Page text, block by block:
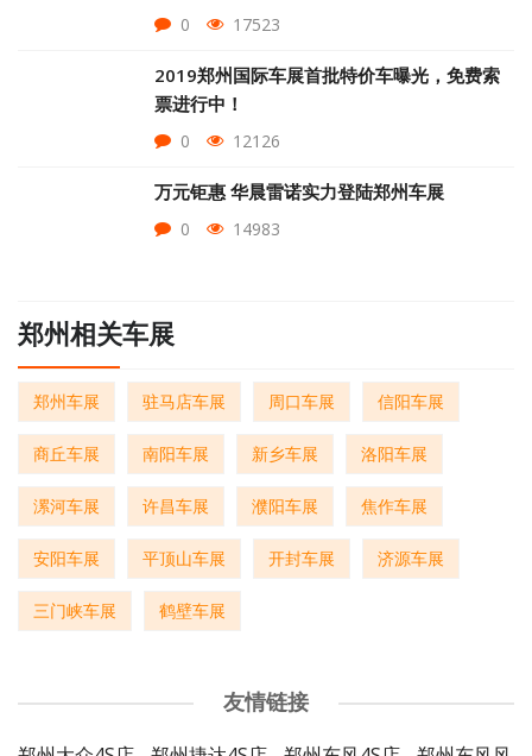
0 17523
2019郑州国际车展首批特价车曝光，免费索
票进行中！
0 12126
万元钜惠 华晨雷诺实力登陆郑州车展
0 14983
郑州相关车展
郑州车展 驻马店车展 周口车展 信阳车展
商丘车展 南阳车展 新乡车展 洛阳车展
漯河车展 许昌车展 濮阳车展 焦作车展
安阳车展 平顶山车展 开封车展 济源车展
三门峡车展 鹤壁车展
友情链接